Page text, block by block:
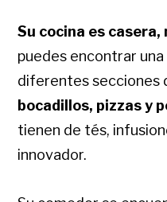
Su cocina es
puedes encontrar
diferentes secciones
bocadillos, pizzas y
tienen de tés,
innovador.